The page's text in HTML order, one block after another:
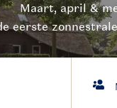
eerste